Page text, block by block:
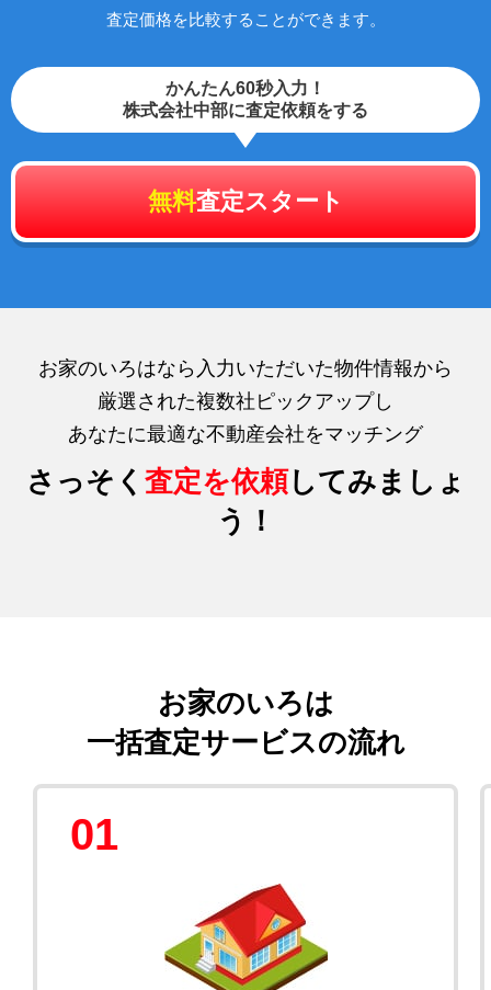
査定価格を比較することができます。
かんたん60秒入力！
株式会社中部に査定依頼をする
無料査定スタート
お家のいろはなら入力いただいた物件情報から
厳選された複数社ピックアップし
あなたに最適な不動産会社をマッチング
さっそく 査定を依頼してみましょ
う！
お家のいろは
一括査定サービスの流れ
01